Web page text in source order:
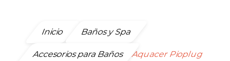
Inicio Baños y Spa
Accesorios para Baños
Aquacer Pioplug